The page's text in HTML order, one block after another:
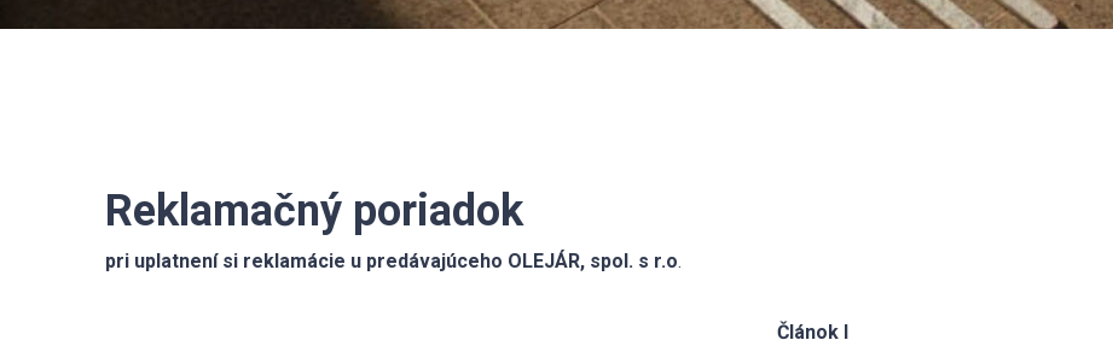
Reklamačný poriadok
pri uplatnení si reklamácie u predávajúceho OLEJÁR, spol. s r.o.
Článok I